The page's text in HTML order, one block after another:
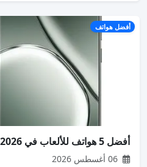
أفضل هواتف
أفضل 5 هواتف للألعاب في 2026